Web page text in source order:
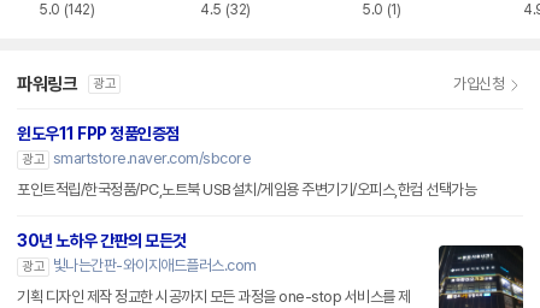
5.0 (142) 4.5 (32) 5.0 (1)
파워링크 광고 가입신청
윈도우11 FPP 정품인증점
광고 smartstore.naver.com/sbcore
포인트적립/한국정품/PC,노트북 USB설치/게임용 주변기기/오피스,한컴 선택가능
30년 노하우 간판의 모든것
광고
빛나는간판-와이지애드플러스.com
기획 디자인 제작 정교한 시공까지 모든 과정을 one-stop 서비스를 제